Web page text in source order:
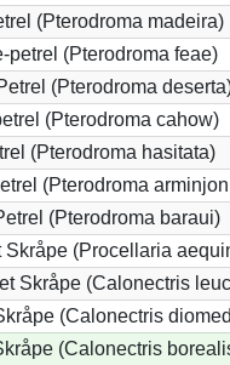
(Pterodroma madeira)
petrel (Pterodroma feae)
(Pterodroma
(Pterodroma cahow)
(Pterodroma hasitata)
(Pterodroma
(Pterodroma baraui)
Skråpe (Procellaria
Skråpe (Calonectris
(Calonectris
(Calonectris